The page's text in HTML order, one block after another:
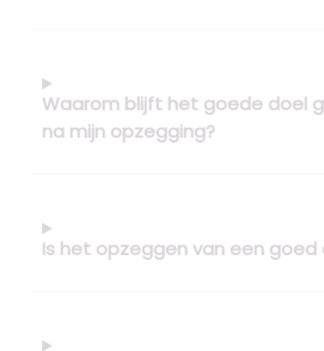
Waarom blijft het goede doel
na mijn opzegging?
Is het opzeggen van een goed